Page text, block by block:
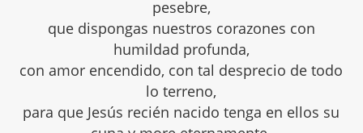
pesebre,
que dispongas nuestros corazones con
humildad profunda,
con amor encendido, con tal desprecio de todo
lo terreno,
para que Jesús recién nacido tenga en ellos su